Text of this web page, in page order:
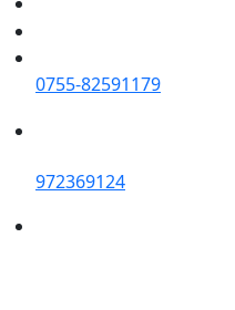
0755-82591179
972369124